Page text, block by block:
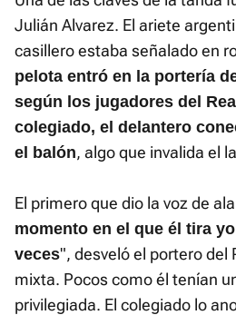
Julián Alvarez. El ariete
casillero estaba señalado en
pelota entró en la portería
según los jugadores del
colegiado, el delantero
el balón, algo que invalida el
El primero que dio la voz de
momento en el que él tira
veces", desveló el portero del
mixta. Pocos como él tenían
privilegiada. El colegiado lo